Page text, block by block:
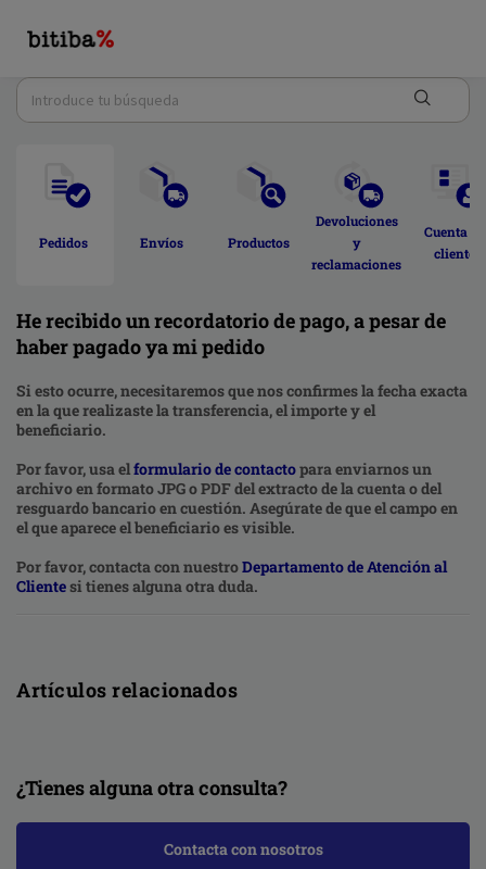
Pedidos Envíos Productos
Devoluciones
y
reclamaciones
Cuenta
cliente
He recibido un recordatorio de pago, a pesar de
haber pagado ya mi pedido
Si esto ocurre, necesitaremos que nos confirmes la fecha exacta
en la que realizaste la transferencia, el importe y el
beneficiario.
Por favor, usa elformulario de contactopara enviarnos un
archivo en formato JPG o PDF del extracto de la cuenta o del
resguardo bancario en cuestión. Asegúrate de que el campo en
el que aparece el beneficiario es visible.
Por favor, contacta con nuestroDepartamento de Atención al
Clientesi tienes alguna otra duda.
Artículos relacionados
¿Tienes alguna otra consulta?
Contacta con nosotros